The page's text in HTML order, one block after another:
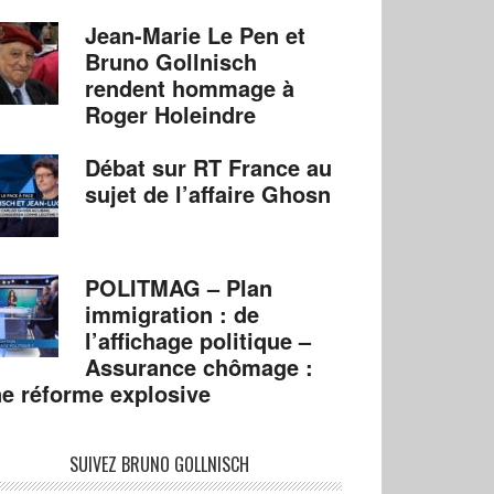
Jean-Marie Le Pen et
Bruno Gollnisch
rendent hommage à
Roger Holeindre
Débat sur RT France au
sujet de l’affaire Ghosn
POLITMAG – Plan
immigration : de
l’affichage politique –
Assurance chômage :
réforme explosive
SUIVEZ BRUNO GOLLNISCH